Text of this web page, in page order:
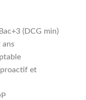
(DCG min)
ans
et